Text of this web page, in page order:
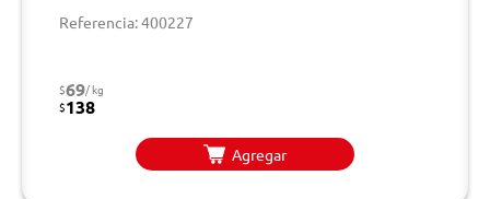
Referencia: 400227
$69/ kg
$138
Agregar